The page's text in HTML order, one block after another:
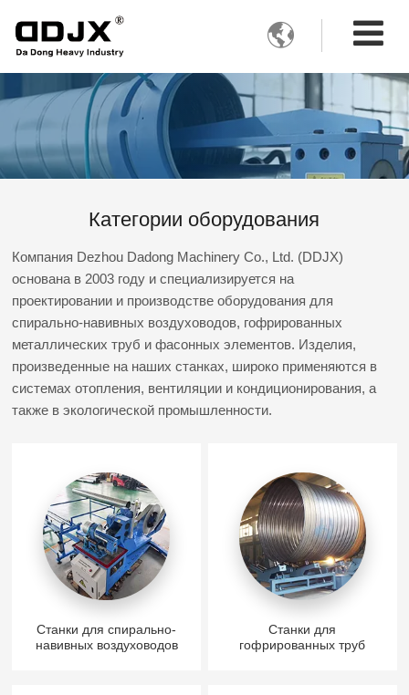

Категории оборудования
Компания Dezhou Dadong Machinery Co., Ltd. (DDJX)
основана в 2003 году и специализируется на
проектировании и производстве оборудования для
спирально-навивных воздуховодов, гофрированных
металлических труб и фасонных элементов. Изделия,
произведенные на наших станках, широко применяются в
системах отопления, вентиляции и кондиционирования, а
также в экологической промышленности.
Станки для спирально-
навивных воздуховодов
Станки для
гофрированных труб